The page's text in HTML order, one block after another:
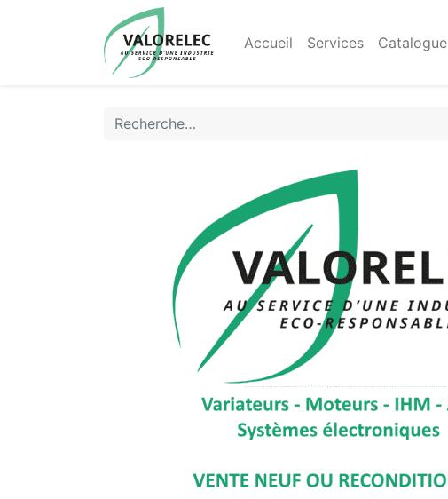
Accueil Services Catalogue